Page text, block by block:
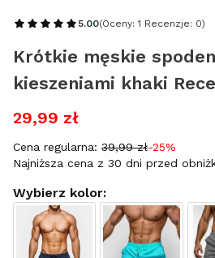
5.00(Oceny: 1 Recenzje: 0)
Krótkie męskie
kieszeniami khaki
29,99 zł
Cena regularna: 39,99 zł-25%
Najniższa cena z 30 dni przed
Wybierz kolor: